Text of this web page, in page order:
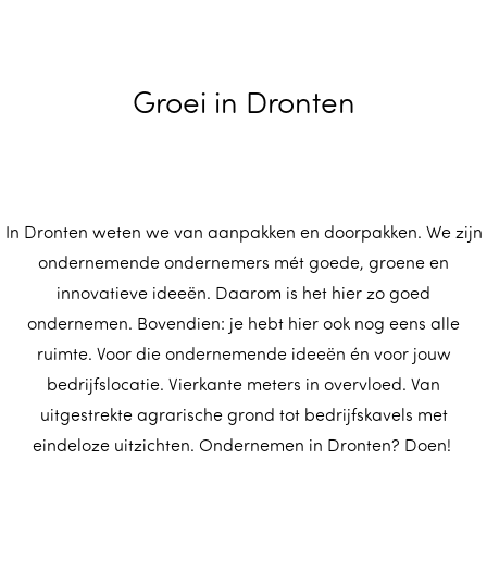
Groei in Dronten
In Dronten weten we van aanpakken en doorpakken. We zijn
ondernemende ondernemers mét goede, groene en
innovatieve ideeën. Daarom is het hier zo goed
ondernemen. Bovendien: je hebt hier ook nog eens alle
ruimte. Voor die ondernemende ideeën én voor jouw
bedrijfslocatie. Vierkante meters in overvloed. Van
uitgestrekte agrarische grond tot bedrijfskavels met
eindeloze uitzichten. Ondernemen in Dronten? Doen!